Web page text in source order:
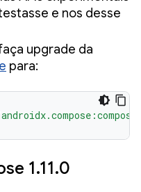
e nos desse
upgrade da
para:
1.11.0